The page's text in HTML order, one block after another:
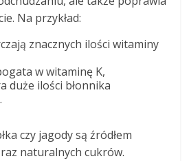
Na przykład:
znacznych ilości witaminy
w witaminę K,
duże ilości błonnika
czy jagody są źródłem
naturalnych cukrów.